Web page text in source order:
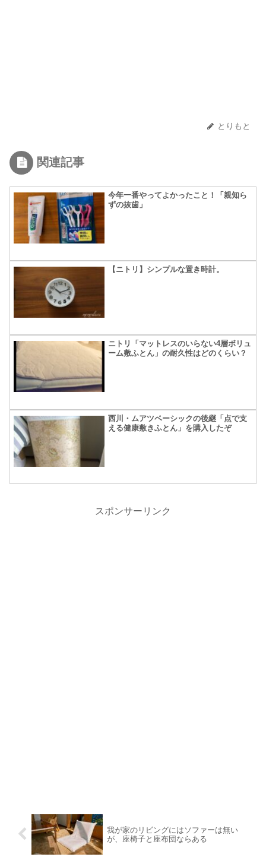
とりもと
関連記事
今年一番やってよかったこと！「親知ら
ずの抜歯」
【ニトリ】シンプルな置き時計。
ニトリ「マットレスのいらない4層ボリュ
ーム敷ふとん」の耐久性はどのくらい？
西川・ムアツベーシックの後継「点で支
える健康敷きふとん」を購入したぞ
スポンサーリンク
我が家のリビングにはソファーは無い
が、座椅子と座布団ならある